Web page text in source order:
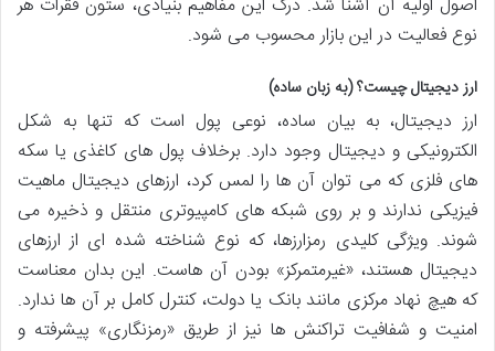
اصول اولیه آن آشنا شد. درک این مفاهیم بنیادی، ستون فقرات هر
نوع فعالیت در این بازار محسوب می شود.
ارز دیجیتال چیست؟ (به زبان ساده)
ارز دیجیتال، به بیان ساده، نوعی پول است که تنها به شکل
الکترونیکی و دیجیتال وجود دارد. برخلاف پول های کاغذی یا سکه
های فلزی که می توان آن ها را لمس کرد، ارزهای دیجیتال ماهیت
فیزیکی ندارند و بر روی شبکه های کامپیوتری منتقل و ذخیره می
شوند. ویژگی کلیدی رمزارزها، که نوع شناخته شده ای از ارزهای
دیجیتال هستند، «غیرمتمرکز» بودن آن هاست. این بدان معناست
که هیچ نهاد مرکزی مانند بانک یا دولت، کنترل کامل بر آن ها ندارد.
امنیت و شفافیت تراکنش ها نیز از طریق «رمزنگاری» پیشرفته و